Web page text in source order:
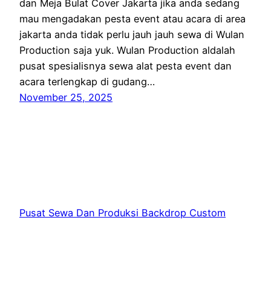
dan Meja Bulat Cover Jakarta jika anda sedang
mau mengadakan pesta event atau acara di area
jakarta anda tidak perlu jauh jauh sewa di Wulan
Production saja yuk. Wulan Production aldalah
pusat spesialisnya sewa alat pesta event dan
acara terlengkap di gudang…
November 25, 2025
Pusat Sewa Dan Produksi Backdrop Custom